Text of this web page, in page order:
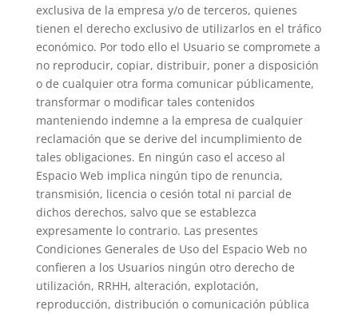
exclusiva de la empresa y/o de terceros, quienes
tienen el derecho exclusivo de utilizarlos en el tráfico
económico. Por todo ello el Usuario se compromete a
no reproducir, copiar, distribuir, poner a disposición
o de cualquier otra forma comunicar públicamente,
transformar o modificar tales contenidos
manteniendo indemne a la empresa de cualquier
reclamación que se derive del incumplimiento de
tales obligaciones. En ningún caso el acceso al
Espacio Web implica ningún tipo de renuncia,
transmisión, licencia o cesión total ni parcial de
dichos derechos, salvo que se establezca
expresamente lo contrario. Las presentes
Condiciones Generales de Uso del Espacio Web no
confieren a los Usuarios ningún otro derecho de
utilización, RRHH, alteración, explotación,
reproducción, distribución o comunicación pública